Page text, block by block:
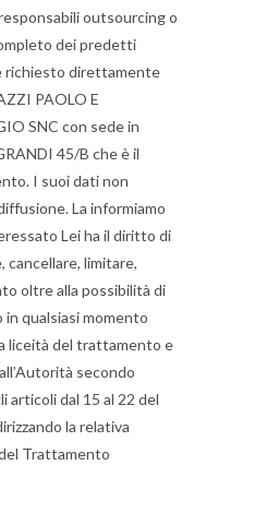
outsourcing o
dei predetti
richiesto direttamente
PAOLO E
SNC con sede in
45/B che è il
I suoi dati non
La informiamo
Lei ha il diritto di
limitare,
oltre alla possibilità di
qualsiasi momento
liceità del trattamento e
secondo
articoli dal 15 al 22 del
la relativa
Trattamento